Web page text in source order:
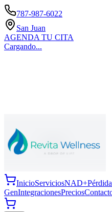
787-987-6022
San Juan
AGENDA TU CITA
Cargando...
InicioServiciosNAD+
GenIntegracionesPrecios